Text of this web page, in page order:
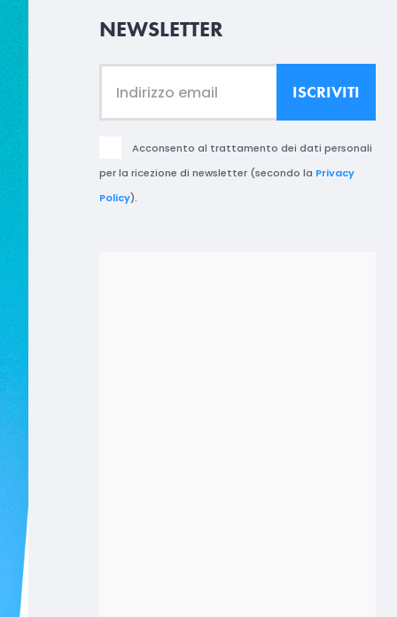
NEWSLETTER
Acconsento al trattamento dei dati personali
per la ricezione di newsletter (secondo la Privacy
Policy).